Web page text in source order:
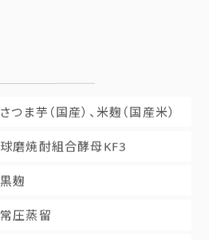
さつま芋（国産）、米麹（国産米）
球磨焼酎組合酵母KF3
黒麹
常圧蒸留